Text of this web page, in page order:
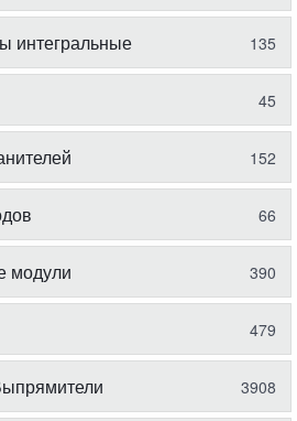
интегральные 135
45
152
66
модули 390
479
3908